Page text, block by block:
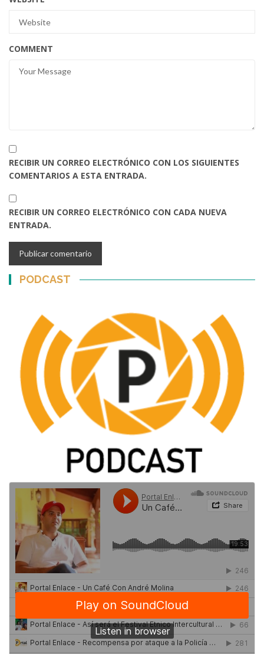
COMMENT
RECIBIR UN CORREO ELECTRÓNICO CON LOS SIGUIENTES
COMENTARIOS A ESTA ENTRADA.
RECIBIR UN CORREO ELECTRÓNICO CON CADA NUEVA
ENTRADA.
PODCAST